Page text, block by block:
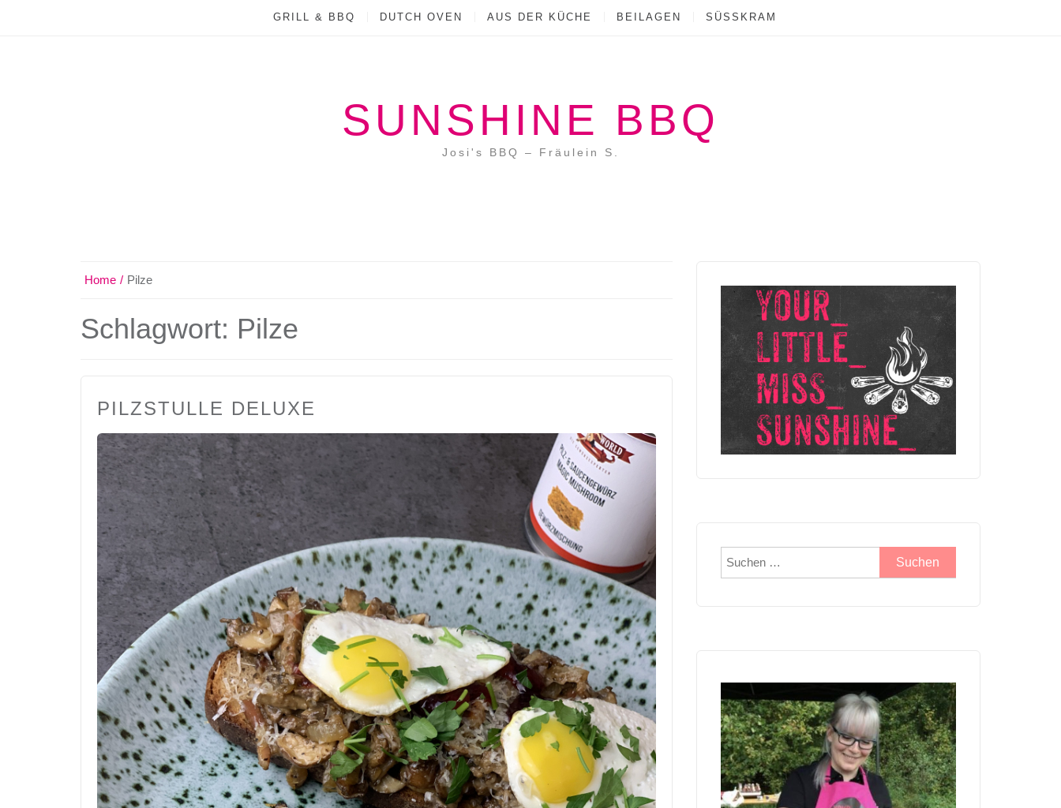
GRILL & BBQ DUTCH OVEN AUS DER KÜCHE BEILAGEN SÜSSKRAM
SUNSHINE BBQ
Josi's BBQ – Fräulein S.
Home Pilze
Schlagwort: Pilze
PILZSTULLE DELUXE
Suchen
nach: